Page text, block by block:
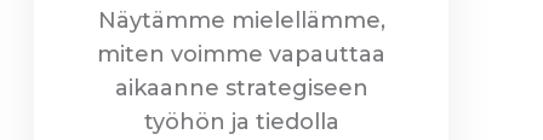
Näytämme mielellämme,
miten voimme vapauttaa
aikaanne strategiseen
työhön ja tiedolla